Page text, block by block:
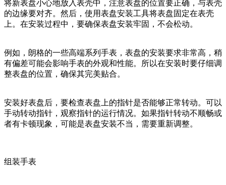
将新表盘小心地放入表壳中，注意表盘的位置要正确，与表壳
的边缘要对齐。然后，使用表盘安装工具将表盘固定在表壳
上。在安装过程中，要确保表盘安装牢固，不会松动。
例如，朗格的一些高端系列手表，表盘的安装要求非常高，稍
有偏差可能会影响手表的外观和性能。所以在安装时要仔细调
整表盘的位置，确保其完美贴合。
安装好表盘后，要检查表盘上的指针是否能够正常转动。可以
手动转动指针，观察指针的运行情况。如果指针转动不顺畅或
者有卡顿现象，可能是表盘安装不当，需要重新调整。
组装手表